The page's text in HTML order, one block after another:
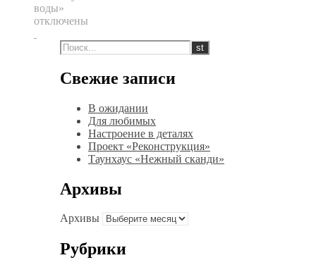
воды»
отключены
Свежие записи
В ожидании
Для любимых
Настроение в деталях
Проект «Реконструкция»
Таунхаус «Нежный сканди»
Архивы
Архивы
Рубрики